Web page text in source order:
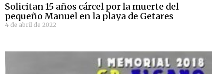
Solicitan 15 años cárcel por la muerte del
pequeño Manuel en la playa de Getares
4 de abril de 2022